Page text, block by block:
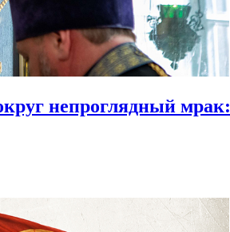
непроглядный мрак: